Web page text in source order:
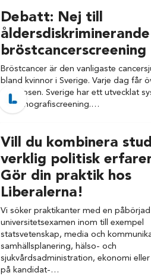
Debatt: Nej till
åldersdiskriminerande
bröstcancerscreening
Bröstcancer är den vanligaste
bland kvinnor i Sverige. Varje dag får
diagnosen. Sverige har ett utvecklat
mammografiscreening.…
Vill du kombinera
verklig politisk
Gör din praktik hos
Liberalerna!
Vi söker praktikanter med en påbörjad
universitetsexamen inom till exempel
statsvetenskap, media och
samhällsplanering, hälso- och
sjukvårdsadministration, ekonomi
på kandidat-…